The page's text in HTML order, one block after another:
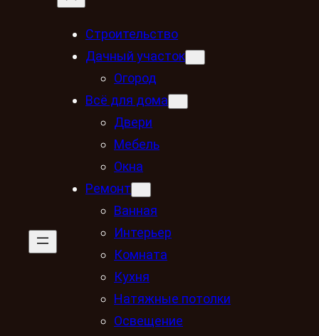
Строительство
Дачный участок
Огород
Всё для дома
Двери
Мебель
Окна
Ремонт
Ванная
Интерьер
Комната
Кухня
Натяжные потолки
Освещение